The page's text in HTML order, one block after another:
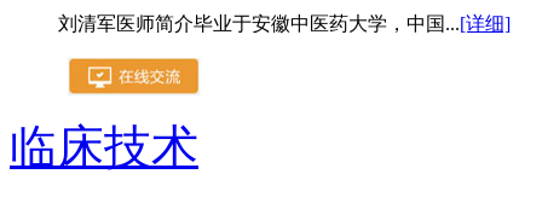
刘清军医师简介毕业于安徽中医药大学，中国...[详细]
临床技术